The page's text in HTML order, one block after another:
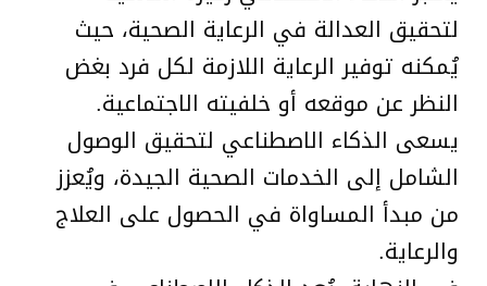
لتحقيق العدالة في الرعاية الصحية، حيث
يُمكنه توفير الرعاية اللازمة لكل فرد بغض
النظر عن موقعه أو خلفيته الاجتماعية.
يسعى الذكاء الاصطناعي لتحقيق الوصول
الشامل إلى الخدمات الصحية الجيدة، ويُعزز
من مبدأ المساواة في الحصول على العلاج
والرعاية.